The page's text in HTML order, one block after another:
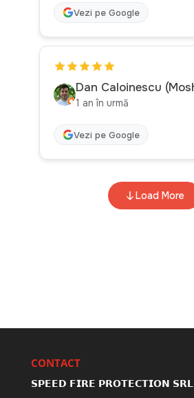
CONTACT
𝗦𝗣𝗘𝗘𝗗 𝗙𝗜𝗥𝗘 𝗣𝗥𝗢𝗧𝗘𝗖𝗧𝗜𝗢𝗡 𝗦𝗥𝗟